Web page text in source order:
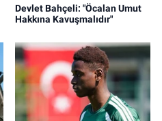
Devlet Bahçeli: "Öcalan Umut
Hakkına Kavuşmalıdır"